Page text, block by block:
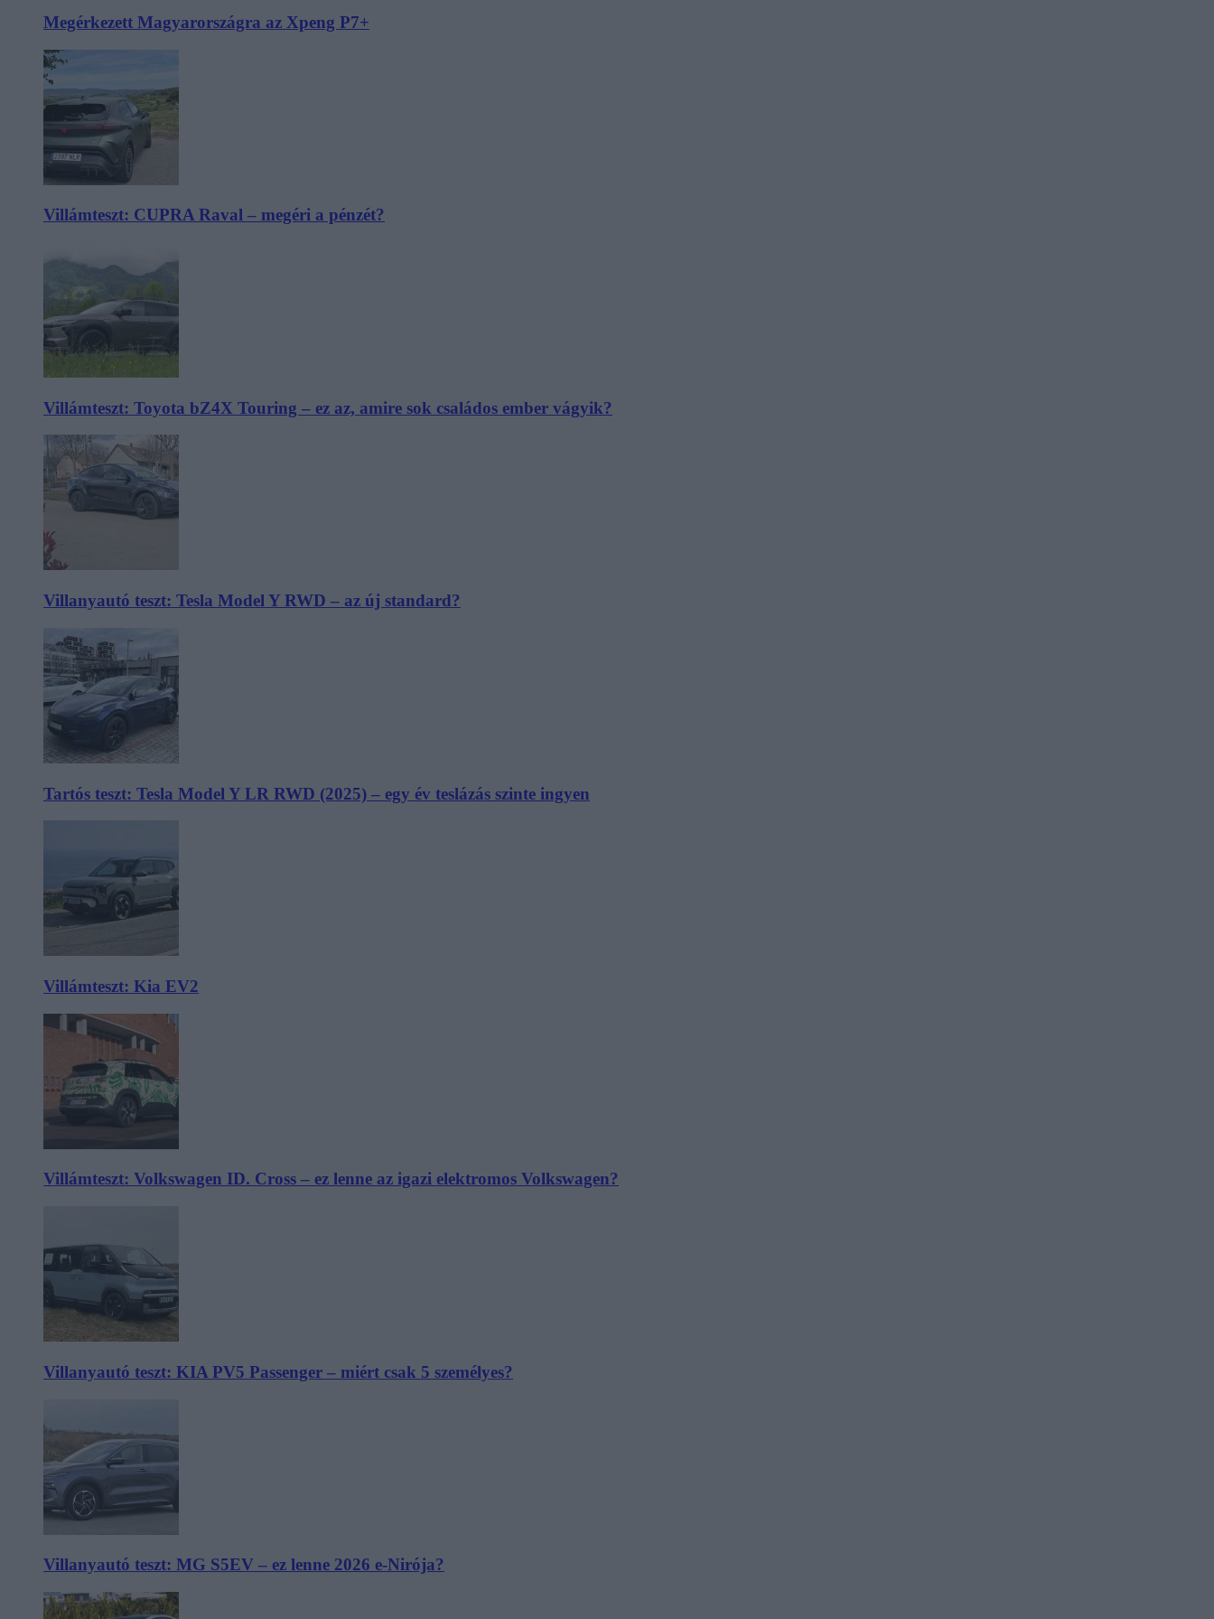
Megérkezett Magyarországra az Xpeng P7+
Villámteszt: CUPRA Raval – megéri a pénzét?
Villámteszt: Toyota bZ4X Touring – ez az, amire sok családos ember vágyik?
Villanyautó teszt: Tesla Model Y RWD – az új standard?
Tartós teszt: Tesla Model Y LR RWD (2025) – egy év teslázás szinte ingyen
Villámteszt: Kia EV2
Villámteszt: Volkswagen ID. Cross – ez lenne az igazi elektromos Volkswagen?
Villanyautó teszt: KIA PV5 Passenger – miért csak 5 személyes?
Villanyautó teszt: MG S5EV – ez lenne 2026 e-Nirója?